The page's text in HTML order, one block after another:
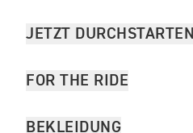
JETZT DURCHSTARTEN
FOR THE RIDE
BEKLEIDUNG